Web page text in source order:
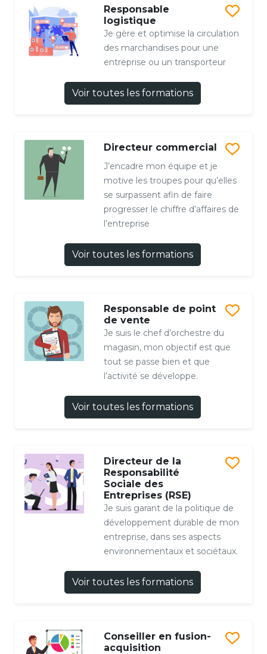
Responsable
logistique
Je gère et optimise la circulation
des marchandises pour une
entreprise ou un transporteur
Voir toutes les formations
Directeur commercial
J’encadre mon équipe et je
motive les troupes pour qu’elles
se surpassent afin de faire
progresser le chiffre d’affaires de
l’entreprise
Voir toutes les formations
Responsable de point
de vente
Je suis le chef d’orchestre du
magasin, mon objectif est que
tout se passe bien et que
l’activité se développe.
Voir toutes les formations
Directeur de la
Responsabilité
Sociale des
Entreprises (RSE)
Je suis garant de la politique de
développement durable de mon
entreprise, dans ses aspects
environnementaux et sociétaux.
Voir toutes les formations
Conseiller en fusion-
acquisition